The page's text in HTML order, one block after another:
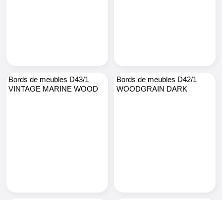
Bords de meubles D43/1
VINTAGE MARINE WOOD
Bords de meubles D42/1
WOODGRAIN DARK